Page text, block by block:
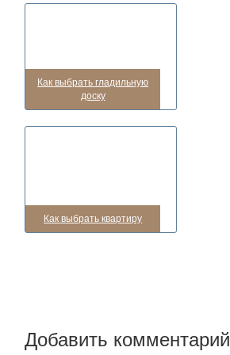
Как выбрать гладильную
доску
Как выбрать квартиру
Добавить комментарий